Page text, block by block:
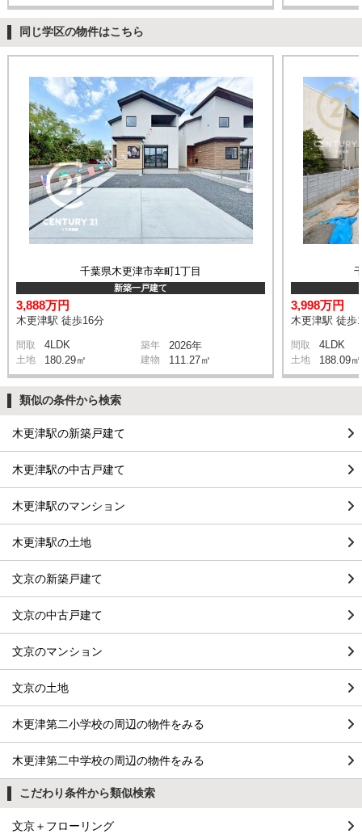
同じ学区の物件はこちら
千葉県木更津市幸町1丁目
新築一戸建て
3,888万円
木更津駅 徒歩16分
間取 4LDK 築年 2026年
土地 180.29㎡ 建物 111.27㎡
3,998万円
木更津駅 徒歩
間取 4LDK
土地 188.09㎡
類似の条件から検索
木更津駅の新築戸建て
木更津駅の中古戸建て
木更津駅のマンション
木更津駅の土地
文京の新築戸建て
文京の中古戸建て
文京のマンション
文京の土地
木更津第二小学校の周辺の物件をみる
木更津第二中学校の周辺の物件をみる
こだわり条件から類似検索
文京＋フローリング